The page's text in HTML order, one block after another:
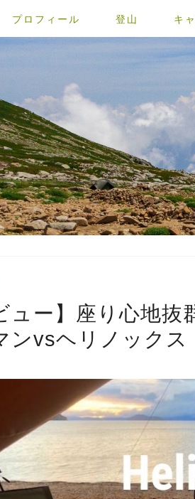
プロフィール 登山 キ
ュー】座り心地
ンvsヘリノックス